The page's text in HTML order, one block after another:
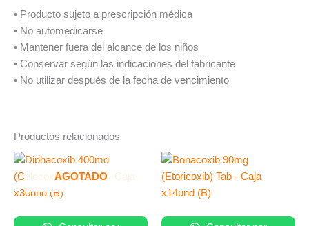
• Producto sujeto a prescripción médica
• No automedicarse
• Mantener fuera del alcance de los niños
• Conservar según las indicaciones del fabricante
• No utilizar después de la fecha de vencimiento
Productos relacionados
AGOTADO